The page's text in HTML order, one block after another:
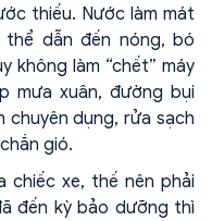
thiếu. Nước làm mát
dẫn đến nóng, bó
không làm “chết” máy
mưa xuân, đường bụi
chuyên dụng, rửa sạch
gió.
xe, thế nên phải
đến kỳ bảo dưỡng thì